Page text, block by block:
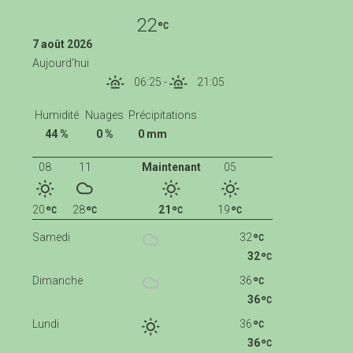
22
7 août 2026
Aujourd'hui
06:25 - 21:05
Humidité
44 %
Nuages
0 %
Précipitations
0 mm
Maintenant
21
05
19
08
20
11
28
Samedi
32
32
Dimanche
36
36
Lundi
36
36